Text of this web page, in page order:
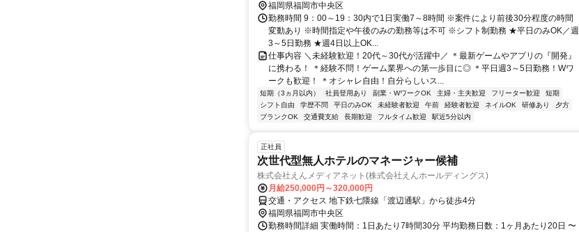
福岡県福岡市中央区
勤務時間 9：00～19：30内で1日実働7～8時間 ※案件により前後30分程度の時間
変動あり ※時間指定や午後のみの勤務等は不可 ※シフト制勤務 ★平日のみOK／週
3～5日勤務 ★週4日以上OK...
仕事内容 ＼未経験歓迎！20代～30代が活躍中／ ＊最新ゲームやアプリの『開発』
に携わる！ ＊経験不問！ゲーム業界への第一歩目に◎ ＊平日週3～5日勤務！Wワ
ークも歓迎！ ＊オシャレ自由！自分らしいス...
短期（3ヵ月以内） 社員登用あり 副業・WワークOK 主婦・主夫歓迎 フリーター歓迎
短期
シフト自由
学歴不問 平日のみOK 未経験者歓迎 午前 経験者歓迎 ネイルOK 研修あり
夕方
ブランクOK
交通費支給 長期歓迎 フルタイム歓迎 駅近5分以内
正社員
次世代型無人ホテルのマネージャー候補
株式会社えんメディアネット(株式会社えんホールディングス)
月給250,000円～320,000円
交通・アクセス 地下鉄七隈線「渡辺通駅」から徒歩4分
福岡県福岡市中央区
勤務時間詳細 実働時間：1日あたり7時間30分 平均勤務日数：1ヶ月あたり20日 〜